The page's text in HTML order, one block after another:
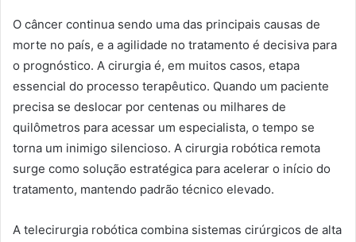
O câncer continua sendo uma das principais causas de
morte no país, e a agilidade no tratamento é decisiva para
o prognóstico. A cirurgia é, em muitos casos, etapa
essencial do processo terapêutico. Quando um paciente
precisa se deslocar por centenas ou milhares de
quilômetros para acessar um especialista, o tempo se
torna um inimigo silencioso. A cirurgia robótica remota
surge como solução estratégica para acelerar o início do
tratamento, mantendo padrão técnico elevado.
A telecirurgia robótica combina sistemas cirúrgicos de alta